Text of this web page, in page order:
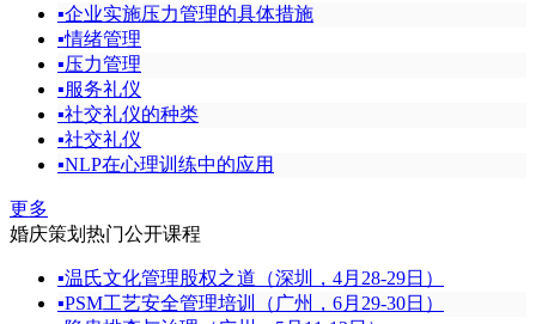
▪企业实施压力管理的具体措施
▪情绪管理
▪压力管理
▪服务礼仪
▪社交礼仪的种类
▪社交礼仪
▪NLP在心理训练中的应用
更多
婚庆策划热门公开课程
▪温氏文化管理股权之道（深圳，4月28-29日）
▪PSM工艺安全管理培训（广州，6月29-30日）